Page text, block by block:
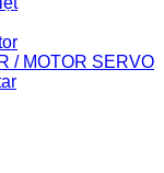
/ MOTOR SERVO